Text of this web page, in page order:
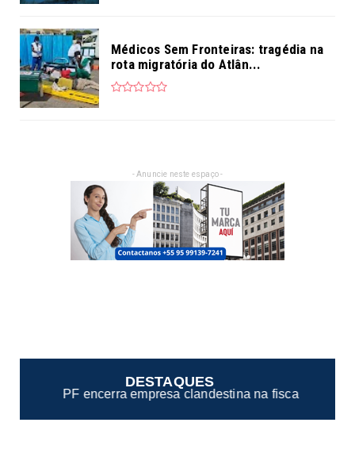
Médicos Sem Fronteiras: tragédia na
rota migratória do Atlân...
- Anuncie neste espaço -
DESTAQUES
clandestina na fiscalização de casas noturnas de